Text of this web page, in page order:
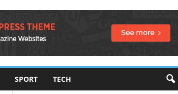
SPORT TECH